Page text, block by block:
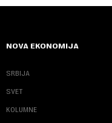
NOVA EKONOMIJA
SRBIJA
SVET
KOLUMNE